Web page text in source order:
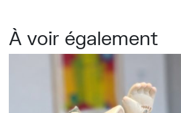
À voir également